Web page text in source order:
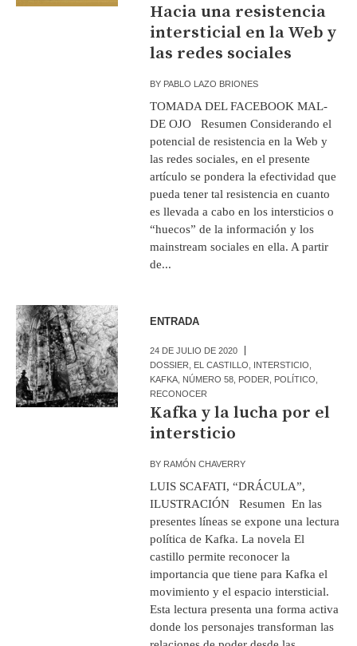
Hacia una resistencia
intersticial en la Web y
las redes sociales
BY PABLO LAZO BRIONES
TOMADA DEL FACEBOOK MAL-
DE OJO Resumen Considerando el
potencial de resistencia en la Web y
las redes sociales, en el presente
artículo se pondera la efectividad que
pueda tener tal resistencia en cuanto
es llevada a cabo en los intersticios o
“huecos” de la información y los
mainstream sociales en ella. A partir
de...
ENTRADA
24 DE JULIO DE 2020
DOSSIER
EL CASTILLO INTERSTICIO
KAFKA NÚMERO 58 PODER POLÍTICO
RECONOCER
Kafka y la lucha por el
intersticio
BY RAMÓN CHAVERRY
LUIS SCAFATI, “DRÁCULA”,
ILUSTRACIÓN Resumen En las
presentes líneas se expone una lectura
política de Kafka. La novela El
castillo permite reconocer la
importancia que tiene para Kafka el
movimiento y el espacio intersticial.
Esta lectura presenta una forma activa
donde los personajes transforman las